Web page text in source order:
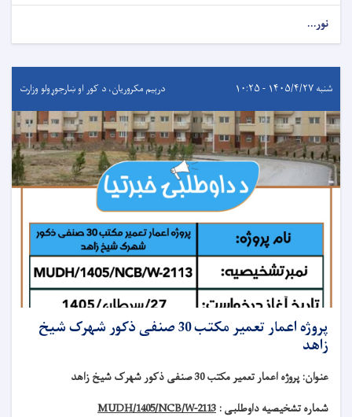
نور...
شنبه ۱۴۰۵/۴/۲۷ - ۱۰:۲۵ درېيم مکروریان، د کور او ښارجوړولو وزارت
پروژه اعمار تعمیر مکتب 30 صنفی ذکور شهرک شیخ
زاهد
عنوان: پروژه اعمار تعمیر مکتب 30 صنفی ذکور شهرک شیخ زاهد
شماره تشخیصیه داوطلبی : MUDH/1405/NCB/W-2113